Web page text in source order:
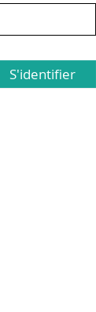
S'identifier